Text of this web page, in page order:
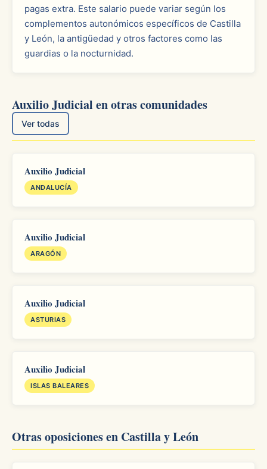
pagas extra. Este salario puede variar según los
complementos autonómicos específicos de Castilla
y León, la antigüedad y otros factores como las
guardias o la nocturnidad.
Auxilio Judicial en otras comunidades
Ver todas
Auxilio Judicial
ANDALUCÍA
Auxilio Judicial
ARAGÓN
Auxilio Judicial
ASTURIAS
Auxilio Judicial
ISLAS BALEARES
Otras oposiciones en Castilla y León